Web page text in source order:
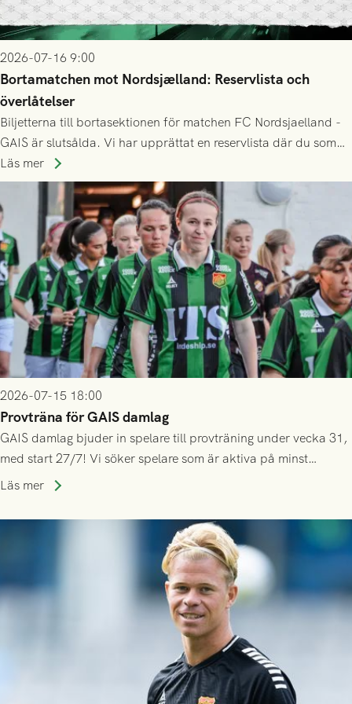
2026-07-16 9:00
Bortamatchen mot Nordsjælland: Reservlista och
överlåtelser
Biljetterna till bortasektionen för matchen FC Nordsjaelland -
GAIS är slutsålda. Vi har upprättat en reservlista där du som
ännu inte har någon biljett kan anmäla ditt intresse. Du kan
inte själv överlåta din biljett till någon annan.
Läs mer
2026-07-15 18:00
Provträna för GAIS damlag
GAIS damlag bjuder in spelare till provträning under vecka 31,
med start 27/7! Vi söker spelare som är aktiva på minst
division 3-nivå.
Läs mer